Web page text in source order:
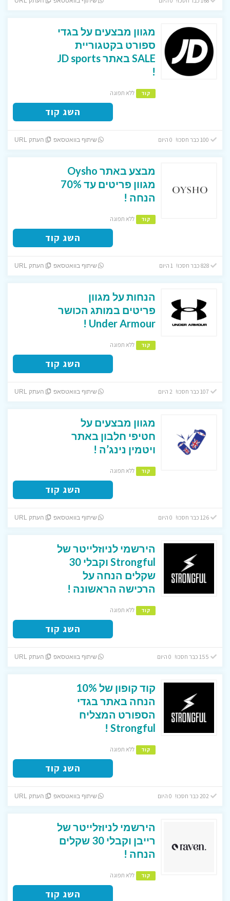
מגוון מבצעים על בגדי
ספורט בקטגוריית
SALE באתר JD sports
!
קוד ללא תפוגה
השג קוד
שיתוף בוואטסאפ העתק URL
מבצע באתר Oysho
מגוון פריטים עד 70%
הנחה !
קוד ללא תפוגה
השג קוד
828 כבר חסכו! 1 היום שיתוף בוואטסאפ העתק URL
הנחות על מגוון
פריטים במותג הכושר
Under Armour !
קוד ללא תפוגה
השג קוד
שיתוף בוואטסאפ העתק URL
מגוון מבצעים על
חטיפי חלבון באתר
ויטמין נינג’ה !
קוד ללא תפוגה
השג קוד
126 כבר חסכו! 0 היום שיתוף בוואטסאפ העתק URL
הירשמי לניוזלייטר של
Strongful וקבלי 30
שקלים הנחה על
הרכישה הראשונה !
קוד ללא תפוגה
השג קוד
שיתוף בוואטסאפ העתק URL
קוד קופון של 10%
הנחה באתר בגדי
הספורט המצליח
Strongful !
קוד ללא תפוגה
השג קוד
202 כבר חסכו! 0 היום שיתוף בוואטסאפ העתק URL
הירשמי לניוזלייטר של
רייבן וקבלי 30 שקלים
הנחה !
קוד ללא תפוגה
השג קוד